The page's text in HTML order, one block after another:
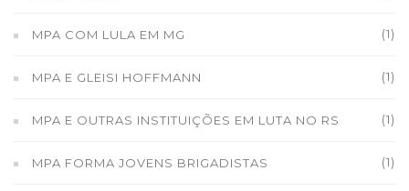
MPA COM LULA EM MG (1)
MPA E GLEISI HOFFMANN (1)
MPA E OUTRAS INSTITUIÇÕES EM LUTA NO RS (1)
MPA FORMA JOVENS BRIGADISTAS (1)